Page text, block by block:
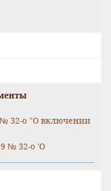
№ 32-о "О включении
№ 32-о 'О